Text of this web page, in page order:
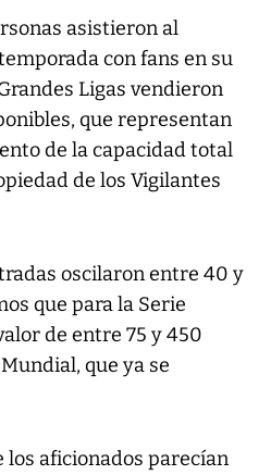
asistieron al
con fans en su
Ligas vendieron
que representan
de la capacidad total
de los Vigilantes
oscilaron entre 40 y
que para la Serie
de entre 75 y 450
que ya se
los aficionados parecían